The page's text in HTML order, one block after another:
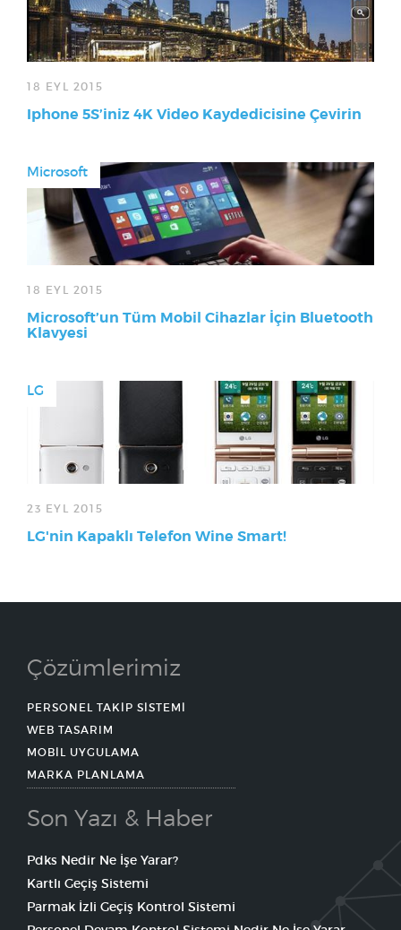
18 EYL 2015
Iphone 5S’iniz 4K Video Kaydedicisine Çevirin
Microsoft
18 EYL 2015
Microsoft’un Tüm Mobil Cihazlar İçin Bluetooth
Klavyesi
LG
23 EYL 2015
LG'nin Kapaklı Telefon Wine Smart!
Çözümlerimiz
PERSONEL TAKİP SİSTEMİ
WEB TASARIM
MOBİL UYGULAMA
MARKA PLANLAMA
Son Yazı & Haber
Pdks Nedir Ne İşe Yarar?
Kartlı Geçiş Sistemi
Parmak İzli Geçiş Kontrol Sistemi